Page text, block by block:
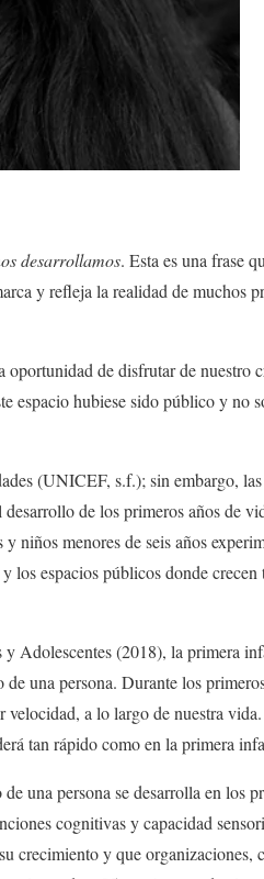
desarrollamos. Esta es una frase
y refleja la realidad de muchos
de disfrutar de nuestro
espacio hubiese sido público y no
(UNICEF, s.f.); sin embargo, las
de los primeros años de
niños menores de seis años
espacios públicos donde crecen
Adolescentes (2018), la primera
una persona. Durante los
velocidad, a lo largo de nuestra
tan rápido como en la primera
una persona se desarrolla en los
cognitivas y capacidad
crecimiento y que